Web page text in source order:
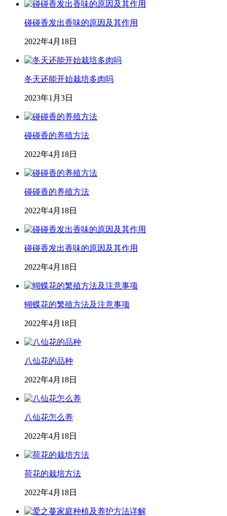
碰碰香发出香味的原因及其作用
2022年4月18日
冬天还能开始栽培多肉吗
2023年1月3日
碰碰香的养殖方法
2022年4月18日
碰碰香的养殖方法
2022年4月18日
碰碰香发出香味的原因及其作用
2022年4月18日
蝴蝶花的繁殖方法及注意事项
2022年4月18日
八仙花的品种
2022年4月18日
八仙花怎么养
2022年4月18日
荷花的栽培方法
2022年4月18日